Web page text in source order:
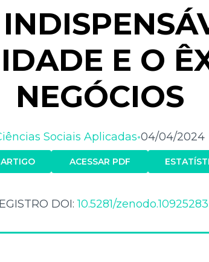
E O
NEGÓCIOS
Sociais Aplicadas•04/04/2024
ACESSAR PDF
DOI:10.5281/zenodo.10925283